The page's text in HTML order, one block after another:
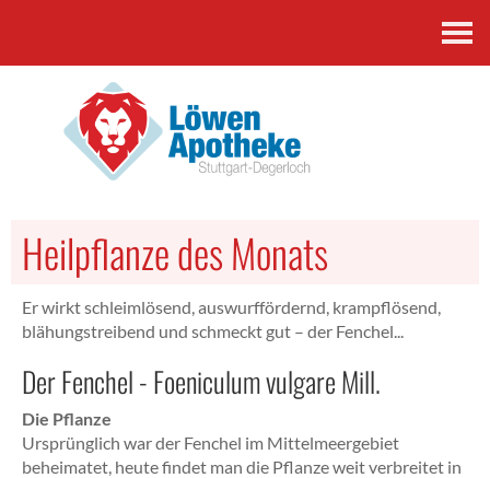
Heilpflanze des Monats
Er wirkt schleimlösend, auswurffördernd, krampflösend,
blähungstreibend und schmeckt gut – der Fenchel...
Der Fenchel - Foeniculum vulgare Mill.
Die Pflanze
Ursprünglich war der Fenchel im Mittelmeergebiet
beheimatet, heute findet man die Pflanze weit verbreitet in